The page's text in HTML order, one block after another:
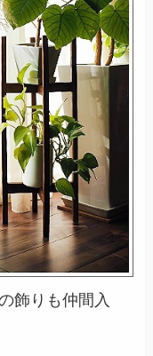
飾りも仲間入